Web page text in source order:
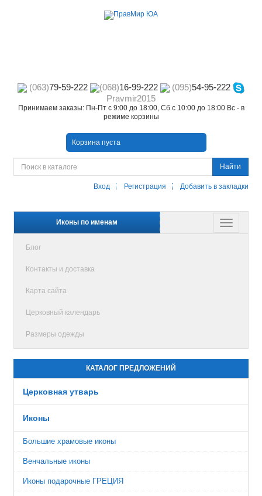
(063)79-59-222 (068)16-99-222 (095)54-95-222
Pravmir2015
Принимаем заказы: Пн-Пт с 9:00 до 18:00, Сб с 10:00 до 18:00 Вс - в
режиме корзины
Корзина пуста
Найти
Вход Регистрация Добавить в закладки
Иконы по именам
Блог
Контакты и доставка
Карта сайта
Церковный календарь
Размеры одежды
КАТАЛОГ ПРЕДЛОЖЕНИЙ
Церковная утварь
Иконы
Большие храмовые иконы
Венчальные иконы
Иконы подарочные ГРЕЦИЯ